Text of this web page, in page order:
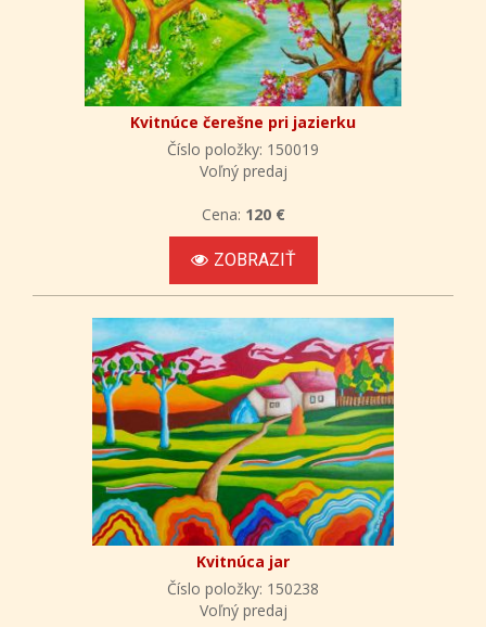
Kvitnúce čerešne pri jazierku
Číslo položky: 150019
Voľný predaj
Cena: 120 €
ZOBRAZIŤ
Kvitnúca jar
Číslo položky: 150238
Voľný predaj